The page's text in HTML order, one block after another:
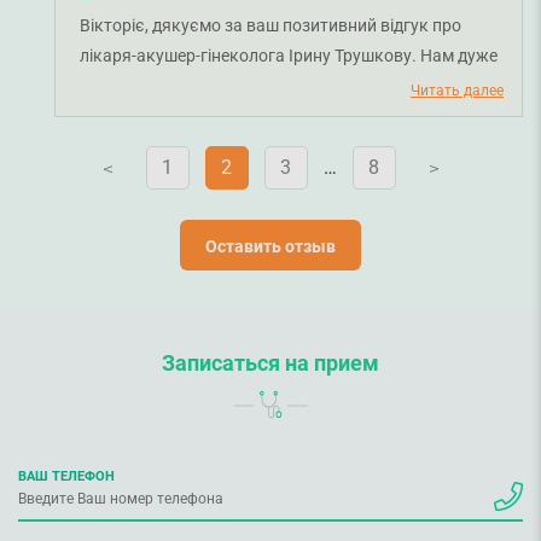
Вікторіє, дякуємо за ваш позитивний відгук про
лікаря-акушер-гінеколога Ірину Трушкову. Нам дуже
приємно, що ви задоволені професіоналізмом нашої
команди. Ми прагнемо зробити обслуговування
зручним і якісним для кожного пацієнта. Бажаємо
вам міцного здоров'я!
Читать далее
V 1 2 3 … 8 V
Оставить отзыв
Записаться на прием
ВАШ ТЕЛЕФОН